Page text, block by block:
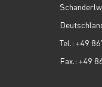
Tel.: +49
Fax.: +49